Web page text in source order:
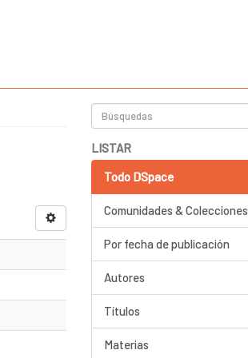
LISTAR
Todo DSpace
Comunidades & Colecciones
Por fecha de publicación
Autores
Títulos
Materias